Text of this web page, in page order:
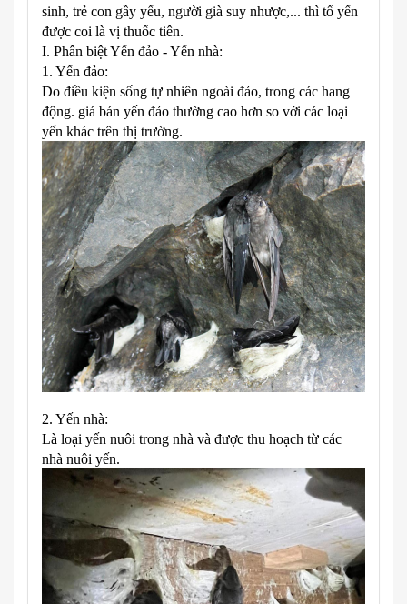
sinh, trẻ con gầy yếu, người già suy nhược,... thì tổ yến
được coi là vị thuốc tiên.
I. Phân biệt Yến đảo - Yến nhà:
1. Yến đảo:
Do điều kiện sống tự nhiên ngoài đảo, trong các hang
động. giá bán yến đảo thường cao hơn so với các loại
yến khác trên thị trường.
2. Yến nhà:
Là loại yến nuôi trong nhà và được thu hoạch từ các
nhà nuôi yến.